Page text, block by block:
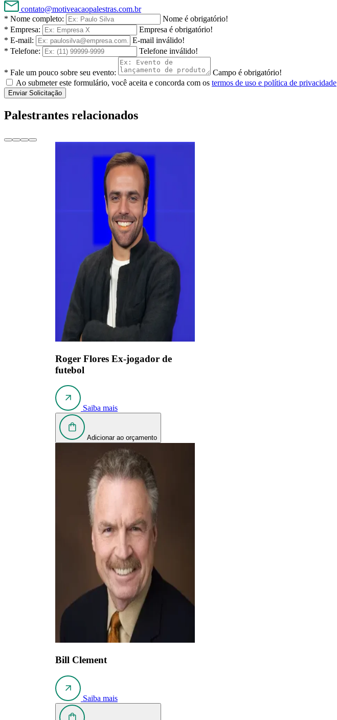
contato@motiveacaopalestras.com.br
* Nome completo:
Nome é obrigatório!
* Empresa:
Empresa é obrigatório!
* E-mail:
E-mail inválido!
* Telefone:
Telefone inválido!
* Fale um pouco sobre seu evento:
Campo é obrigatório!
Ao submeter este formulário, você aceita e concorda com os termos de uso e política de privacidade
Enviar Solicitação
Palestrantes relacionados
Roger Flores Ex-jogador de
futebol
Saiba mais
Adicionar ao orçamento
Bill Clement
Saiba mais